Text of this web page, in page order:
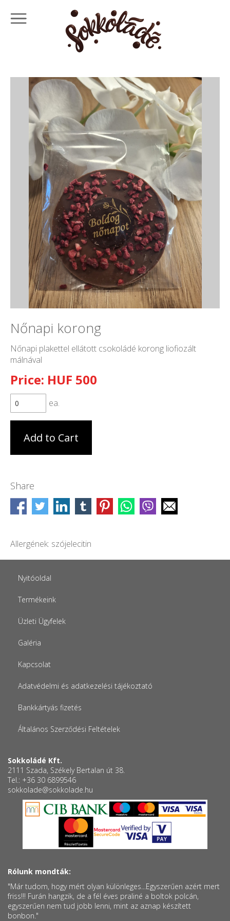
Nőnapi korong
Nőnapi plakettel ellátott csokoládé korong liofiozált
málnával
Price: HUF 500
ea.
Share
Allergének: szójelecitin
Nyitóoldal
Termékeink
Üzleti Ügyfelek
Galéria
Kapcsolat
Adatvédelmi és adatkezelési tájékoztató
Bankkártyás fizetés
Általános Szerződési Feltételek
Sokkoládé Kft.
2111 Szada, Székely Bertalan út 38.
Tel.: +36 30 6899546
sokkolade@sokkolade.hu
Rólunk mondták:
"Már tudom, hogy mért olyan különleges...Egyszerűen azért mert
friss!!! Furán hangzik, de a fél éves praliné a boltok polcán,
egyszerűen nem tud jobb lenni, mint az aznap készített
bonbon."